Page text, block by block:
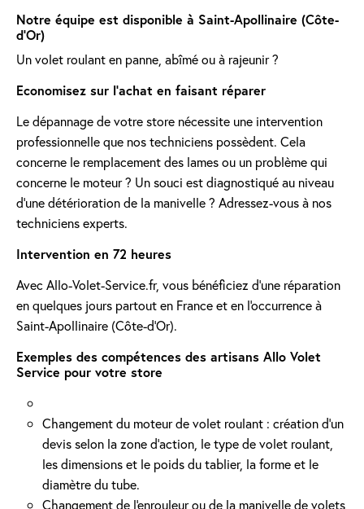
Notre équipe est disponible à Saint-Apollinaire (Côte-
d'Or)
Un volet roulant en panne, abîmé ou à rajeunir ?
Economisez sur l'achat en faisant réparer
Le dépannage de votre store nécessite une intervention
professionnelle que nos techniciens possèdent. Cela
concerne le remplacement des lames ou un problème qui
concerne le moteur ? Un souci est diagnostiqué au niveau
d'une détérioration de la manivelle ? Adressez-vous à nos
techniciens experts.
Intervention en 72 heures
Avec Allo-Volet-Service.fr, vous bénéficiez d'une réparation
en quelques jours partout en France et en l'occurrence à
Saint-Apollinaire (Côte-d'Or).
Exemples des compétences des artisans Allo Volet
Service pour votre store
Changement du moteur de volet roulant : création d'un
devis selon la zone d’action, le type de volet roulant,
les dimensions et le poids du tablier, la forme et le
diamètre du tube.
Changement de l'enrouleur ou de la manivelle de volets